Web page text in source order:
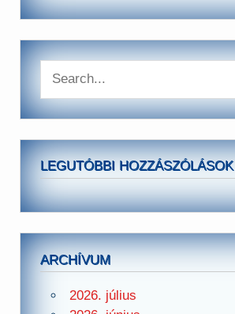
LEGUTÓBBI HOZZÁSZÓLÁSOK
ARCHÍVUM
2026. július